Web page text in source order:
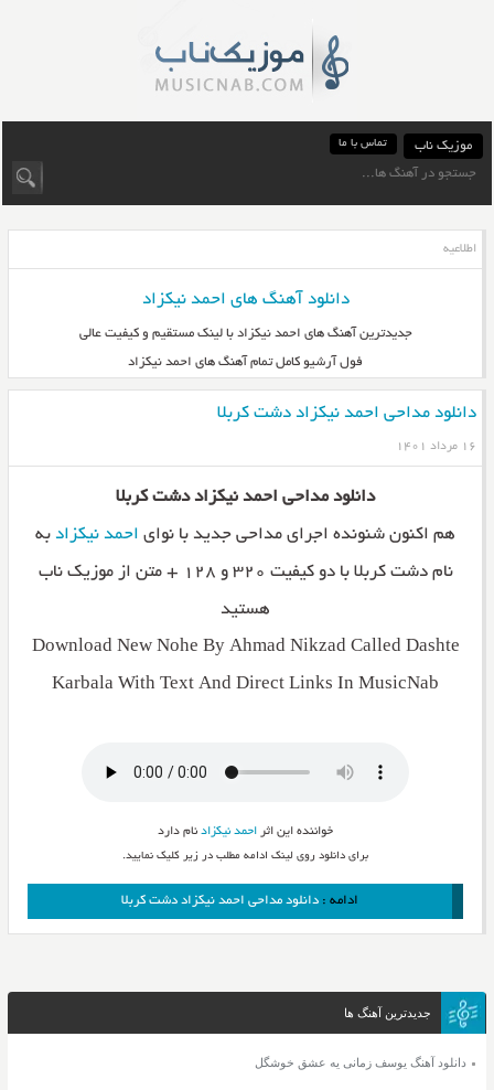
موزیک ناب تماس با ما
اطلاعیه
دانلود آهنگ های احمد نیکزاد
جدیدترین آهنگ های احمد نیکزاد با لینک مستقیم و کیفیت عالی
فول آرشیو کامل تمام آهنگ های احمد نیکزاد
دانلود مداحی احمد نیکزاد دشت کربلا
۱۶ مرداد ۱۴۰۱
دانلود مداحی احمد نیکزاد دشت کربلا
هم اکنون شنونده اجرای مداحی جدید با نوای احمد نیکزاد به
نام دشت کربلا با دو کیفیت ۳۲۰ و ۱۲۸ + متن از موزیک ناب
هستید
Download New Nohe By Ahmad Nikzad Called Dashte
Karbala With Text And Direct Links In MusicNab
خواننده این اثر احمد نیکزادنام دارد
برای دانلود روی لینک ادامه مطلب در زیر کلیک نمایید.
ادامه : دانلود مداحی احمد نیکزاد دشت کربلا
جدیدترین آهنگ ها
دانلود آهنگ یوسف زمانی یه عشق خوشگل